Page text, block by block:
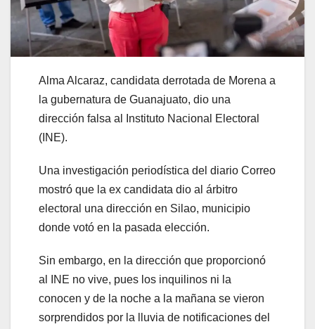
Alma Alcaraz, candidata derrotada de Morena a
la gubernatura de Guanajuato, dio una
dirección falsa al Instituto Nacional Electoral
(INE).
Una investigación periodística del diario Correo
mostró que la ex candidata dio al árbitro
electoral una dirección en Silao, municipio
donde votó en la pasada elección.
Sin embargo, en la dirección que proporcionó
al INE no vive, pues los inquilinos ni la
conocen y de la noche a la mañana se vieron
sorprendidos por la lluvia de notificaciones del